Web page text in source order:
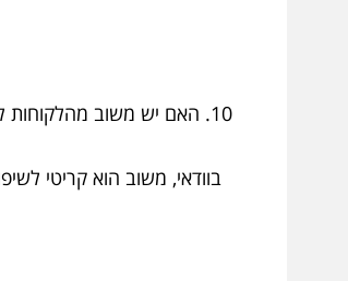
האם יש משוב מהלקוחות
בוודאי, משוב הוא קריטי